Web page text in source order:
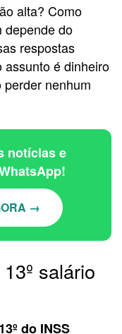
alta? Como
depende do
respostas
assunto é dinheiro
nenhum
notícias e
→
salário
do INSS